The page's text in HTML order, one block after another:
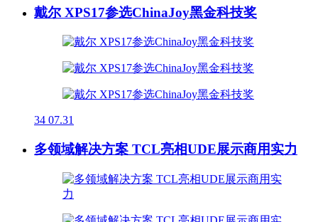
戴尔 XPS17参选ChinaJoy黑金科技奖
34 07.31
多领域解决方案 TCL亮相UDE展示商用实力